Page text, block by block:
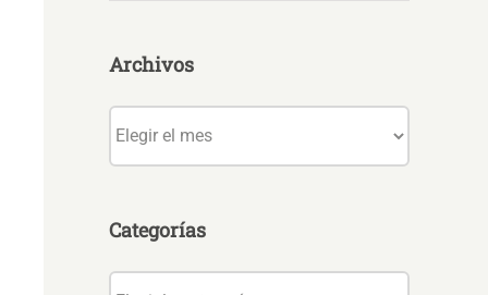
Archivos
Categorías